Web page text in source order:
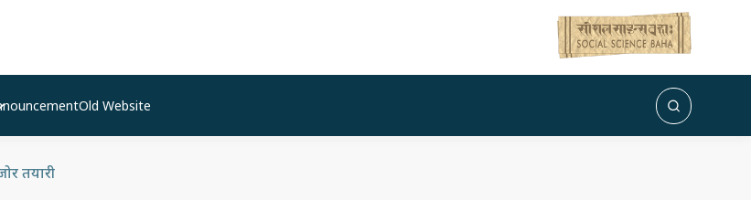
Old Website
तयारी